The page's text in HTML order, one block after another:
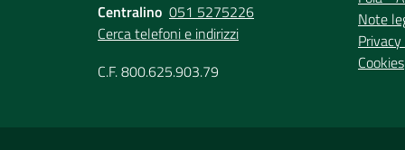
Centralino 051 5275226
Cerca telefoni e indirizzi
C.F. 800.625.903.79
Note
Cookies